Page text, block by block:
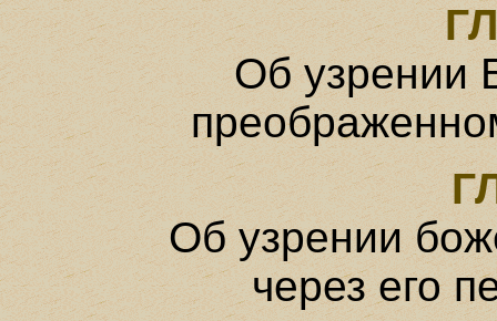
Об узрении
Об узрении
через его